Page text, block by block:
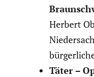
Herbert
Täter –